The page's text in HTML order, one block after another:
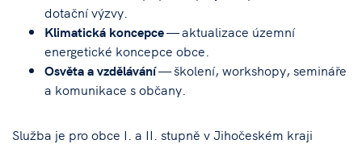
dotační výzvy.
Klimatická koncepce— aktualizace územní
energetické koncepce obce.
Osvěta a vzdělávání— školení, workshopy, semináře
a komunikace s občany.
Služba je pro obce I. a II. stupně v Jihočeském kraji